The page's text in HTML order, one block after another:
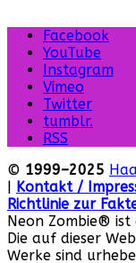
Facebook
YouTube
Instagram
Vimeo
Twitter
tumblr.
RSS
© 1999–2025
Kontakt /
Richtlinie zur
Neon Zombie® ist
Die auf dieser
Werke sind